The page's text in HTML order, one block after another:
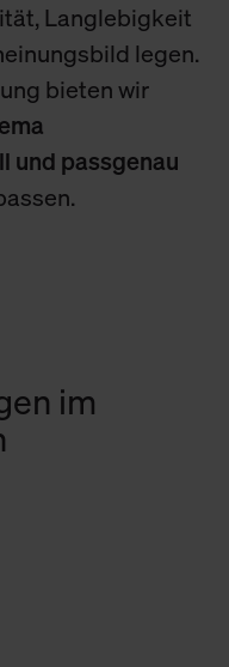
Langlebigkeit
legen.
bieten wir
und passgenau
im